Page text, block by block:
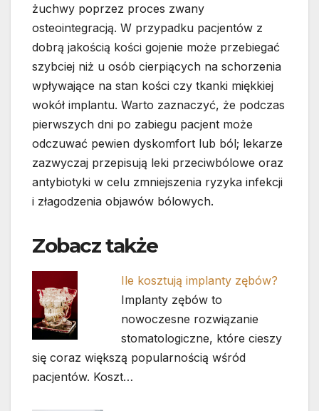
żuchwy poprzez proces zwany
osteointegracją. W przypadku pacjentów z
dobrą jakością kości gojenie może przebiegać
szybciej niż u osób cierpiących na schorzenia
wpływające na stan kości czy tkanki miękkiej
wokół implantu. Warto zaznaczyć, że podczas
pierwszych dni po zabiegu pacjent może
odczuwać pewien dyskomfort lub ból; lekarze
zazwyczaj przepisują leki przeciwbólowe oraz
antybiotyki w celu zmniejszenia ryzyka infekcji
i złagodzenia objawów bólowych.
Zobacz także
Ile kosztują implanty zębów?
Implanty zębów to
nowoczesne rozwiązanie
stomatologiczne, które cieszy
się coraz większą popularnością wśród
pacjentów. Koszt…